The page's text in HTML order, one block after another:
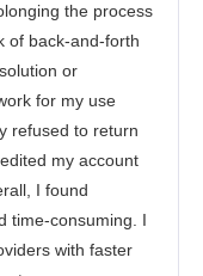
the process
of back-and-forth
or
for my use
refused to return
my account
I found
time-consuming. I
with faster